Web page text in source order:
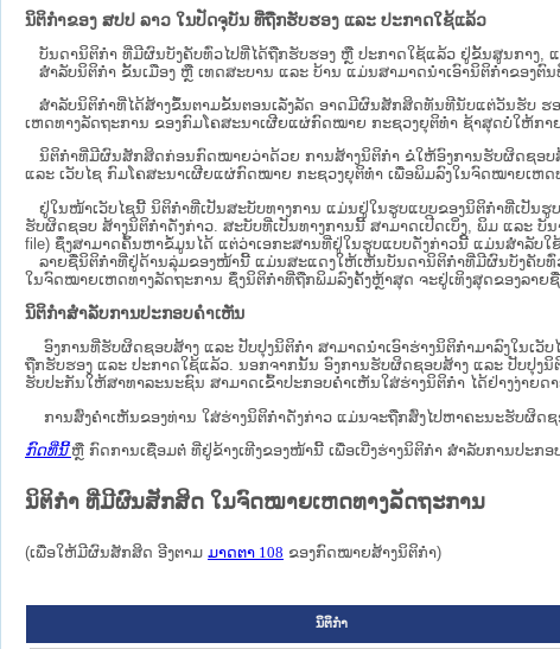
ນິຕິກຳຂອງ ສປປ ລາວ ໃນປັດຈຸບັນ ທີ່ຖືກ​ຮັບ​ຮອງ ແລະ ປະກາດໃຊ້ແລ້ວ
ບັນດານິຕິກໍາ ທີ່ມີຜົນບັງຄັບທົ່ວໄປທີ່ໄດ້ຖືກ​ຮັບ​ຮອງ ຫຼື ປະກາດໃຊ້ແລ້ວ ຢູ່ຂັ້ນ​ສູນ​ກາງ,
ສຳລັບນິ​ຕິ​ກຳ ຂັ້ນເມືອງ ຫຼື ເທດ​ສະ​ບານ ແລະ ບ້ານ ແມ່ນສາມາດນຳເອົານິຕິກຳຂອງຕົ
ສໍາລັບນິຕິກໍາທີ່ໄດ້ສ້າງຂຶ້ນຕາມຂັ້ນຕອນເລັ່ງລັດ ອາດມີຜົນສັກສິດທັນທີນັບແຕ່ວັນຮັບ ຮ
ເຫດ​ທາງ​ລັດ​ຖະ​ການ​ ຂອງກົມໂຄສະນາເຜີຍແຜ່ກົດໝາຍ ກະຊວງຍຸຕິທໍາ ຊ້າສຸດບໍ່ໃຫ້ກ
ນິ​ຕິ​ກຳ​ທີ່​ມີ​ຜົນ​ສັກ​ສິດ​ກ່ອນ​ກົດ​ໝາຍ​ວ່າ​ດ້ວຍ​ ການ​ສ້າງ​ນິ​ຕິ​ກຳ ຂໍໃຫ້ອົງ​ການ​ຮັບ​ຜິດ​ຊອບ​
ແລະ ເວັບໄຊ​ ກົມໂຄສະນາເຜີຍແຜ່ກົດໝາຍ ກະຊວງຍຸຕິທໍາ ເພື່ອພິມລົງໃນຈົດໝາຍເຫ
ຢູ່ໃນໜ້າ​ເວັບ​ໄຊ​ນີ້ ນິຕິກຳທີ່ເປັນສະບັບທາງການ ແມ່ນຢູ່ໃນຮູບແບບຂອງນິຕິກໍາທີ່ເປັນຮູບ
ຮັບຜິດຊອບ ສ້າງນິຕິກຳດັ່ງກ່າວ. ສະບັບທີ່ເປັນທາງການນີ້ ສາມາດເປີດເບິ່ງ, ພິມ ແລະ ບັ
file) ຊຶ່ງສາມາດຄົ້ນຫາຂໍ້ມູນໄດ້ ແຕ່ວ່າເອກະສານທີ່ຢູ່ໃນຮູບແບບດັ່ງກ່າວນີ້ ແມ່ນສຳລັບໃ
ລາຍຊື່ນິຕິກຳທີ່ຢູ່ດ້ານລຸ່ມຂອງໜ້ານີ້ ແມ່ນສະແດງໃຫ້ເຫັນບັນດານິຕິກຳທີ່ມີຜົນບັງຄັບ
ໃນຈົດໝາຍເຫດທາງລັດຖະການ ຊຶ່ງນິຕິກຳທີ່ຖືກພິມລົງຄັ້ງຫຼ້າສຸດ ຈະຢູ່ເທິງສຸດຂອງລາຍຊື່
ນິຕິກຳສຳລັບການປະກອບຄຳເຫັນ
ອົງການທີ່ຮັບຜິດຊອບສ້າງ ແລະ ປັບປຸງນິຕິກຳ ສາມາດນຳເອົາຮ່າງນິຕິກຳມາລົງໃນ​ເ
ຖືກຮັບຮອງ ແລະ ປະກາດໃຊ້ແລ້ວ. ນອກຈາກນັ້ນ ອົງການຮັບຜິດຊອບສ້າງ ແລະ ປັບປຸງນິ
ຮັບປະກັນໃຫ້ສາທາລະນະຊົນ ສາມາດເຂົ້າປະກອບຄໍາເຫັນໃສ່ຮ່າງນິຕິກຳ ໄດ້ຢ່າງງ່າຍດ
ການສົ່ງຄໍາເຫັນຂອງທ່ານ ໃສ່ຮ່າງນິຕິກຳດັ່ງກ່າວ ແມ່ນຈະຖືກສົ່ງໄປຫາຄະນະຮັບຜິດຊ
ກົດທີ່ນີ້ ຫຼື ກົດການເຊື່ອມຕໍ່ ທີ່ຢູ່ຂ້າງເທີງຂອງໜ້ານີ້ ເພື່ອເບີ່ງຮ່າງນິຕິກໍາ ສໍາລັບການປະ
ນິຕິກໍາ ທີ່ມີຜົນສັກສິດ ໃນຈົດໝາຍເຫດທາງລັດຖະການ
(ເພື່ອໃຫ້ມີຜົນສັກສິດ ອີງຕາມ ມາດ​ຕາ 108 ຂອງກົດໝາຍສ້າງນິຕິກໍາ)
ນິຕິກໍາ